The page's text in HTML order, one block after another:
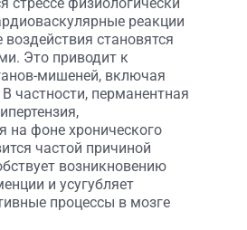
реакции
воздействия становятся
Это приводит к
мишеней, включая
частности, перманентная
на фоне хронического
частой причиной
возникновению
и усугубляет
процессы в мозге